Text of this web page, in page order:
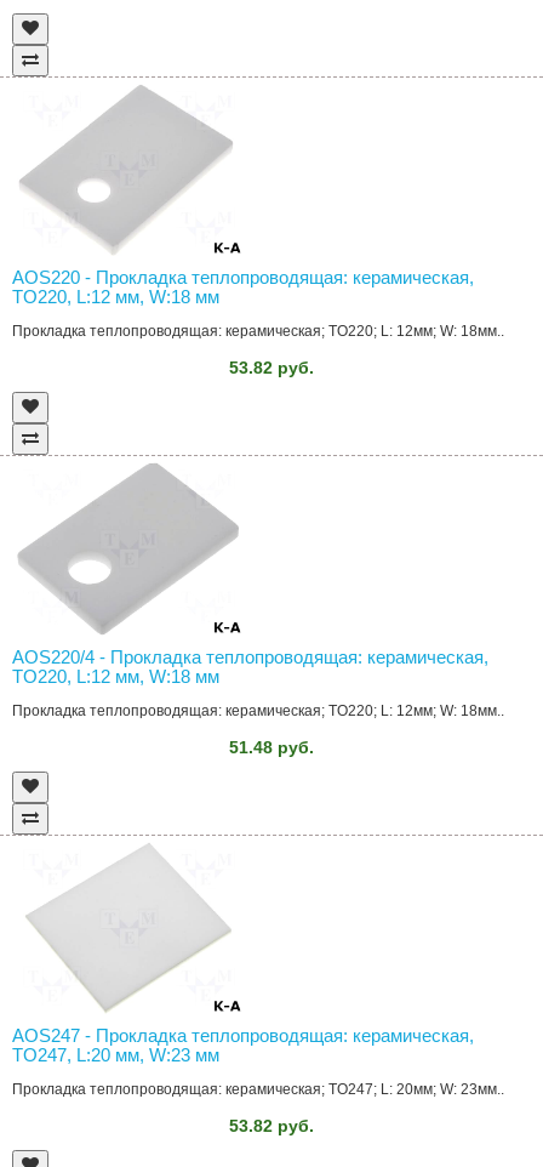
AOS220 - Прокладка теплопроводящая: керамическая,
TO220, L:12 мм, W:18 мм
Прокладка теплопроводящая: керамическая; TO220; L: 12мм; W: 18мм..
53.82 руб.
AOS220/4 - Прокладка теплопроводящая: керамическая,
TO220, L:12 мм, W:18 мм
Прокладка теплопроводящая: керамическая; TO220; L: 12мм; W: 18мм..
51.48 руб.
AOS247 - Прокладка теплопроводящая: керамическая,
TO247, L:20 мм, W:23 мм
Прокладка теплопроводящая: керамическая; TO247; L: 20мм; W: 23мм..
53.82 руб.